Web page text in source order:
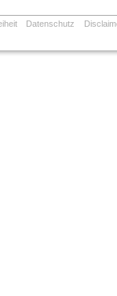
Datenschutz